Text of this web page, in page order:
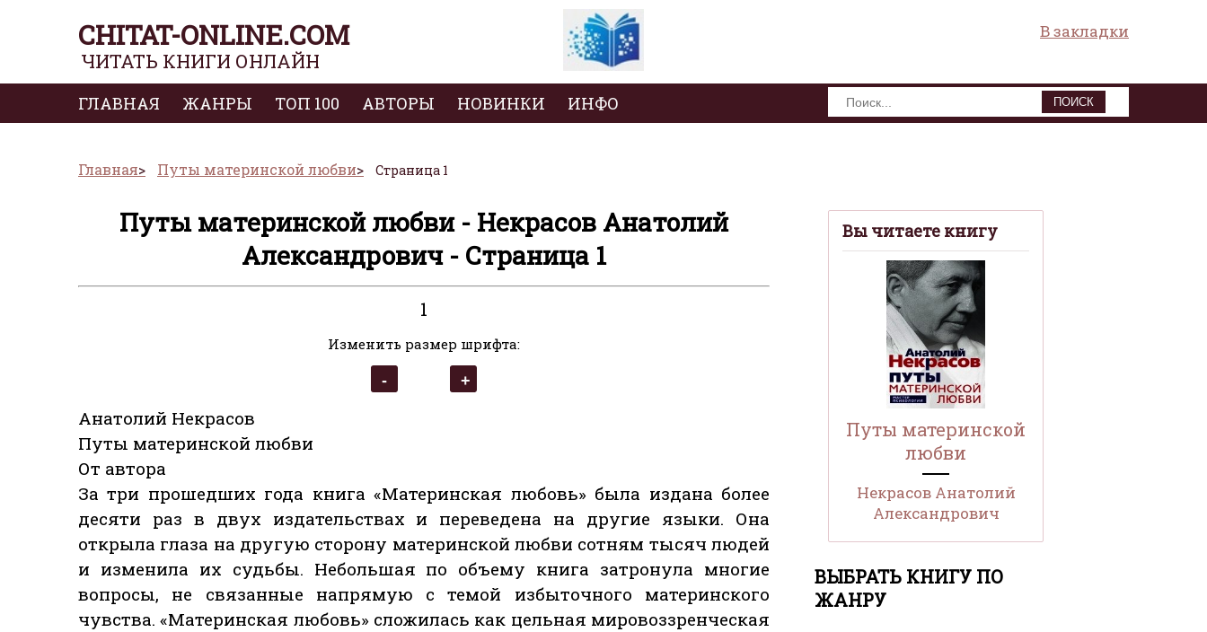
CHITAT-ONLINE.COM
ЧИТАТЬ КНИГИ ОНЛАЙН
В закладки
ГЛАВНАЯ ЖАНРЫ ТОП 100 АВТОРЫ НОВИНКИ ИНФО ПОИСК
Главная Путы материнской любви Страница 1
Вы читаете книгу
Путы материнской
любви
Некрасов Анатолий
Александрович
ВЫБРАТЬ КНИГУ ПО
ЖАНРУ
Путы материнской любви - Некрасов Анатолий
Александрович - Страница 1
1
Изменить размер шрифта:
Анатолий Некрасов
Путы материнской любви
От автора
За три прошедших года книга «Материнская любовь» была издана более
десяти раз в двух издательствах и переведена на другие языки. Она
открыла глаза на другую сторону материнской любви сотням тысяч людей
и изменила их судьбы. Небольшая по объему книга затронула многие
вопросы, не связанные напрямую с темой избыточного материнского
чувства. «Материнская любовь» сложилась как цельная мировоззренческая